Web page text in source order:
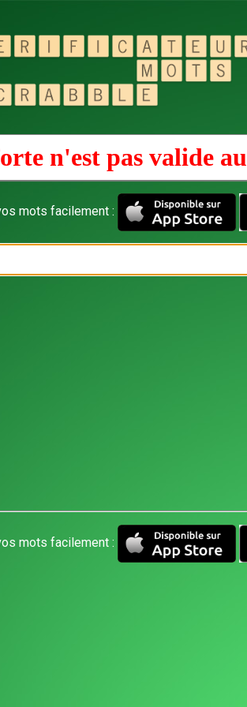
n'est pas valide au
mots facilement :
mots facilement :